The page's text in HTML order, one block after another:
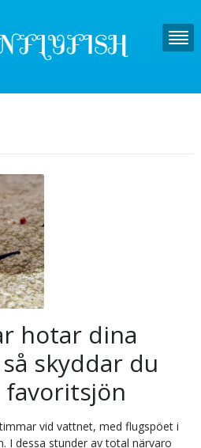
hotar dina
skyddar du
vid vattnet, med flugspöet i
I dessa stunder av total närvaro